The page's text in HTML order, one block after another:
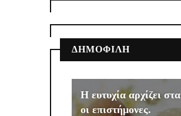
ΔΗΜΟΦΙΛΗ
Η ευτυχία αρχίζει
οι επιστήμονες.